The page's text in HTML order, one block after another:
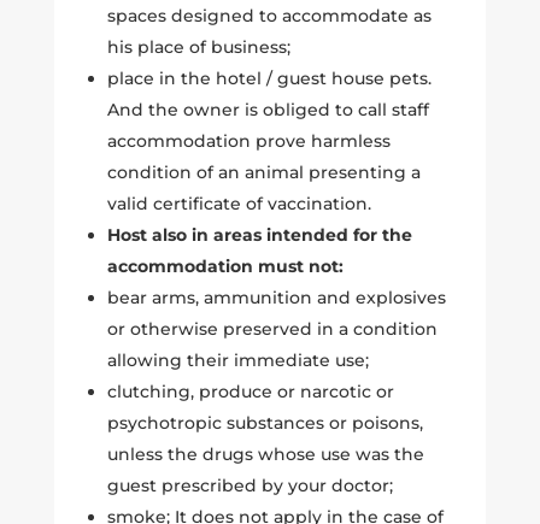
spaces designed to accommodate as
his place of business;
place in the hotel / guest house pets.
And the owner is obliged to call staff
accommodation prove harmless
condition of an animal presenting a
valid certificate of vaccination.
Host also in areas intended for the
accommodation must not:
bear arms, ammunition and explosives
or otherwise preserved in a condition
allowing their immediate use;
clutching, produce or narcotic or
psychotropic substances or poisons,
unless the drugs whose use was the
guest prescribed by your doctor;
smoke; It does not apply in the case of